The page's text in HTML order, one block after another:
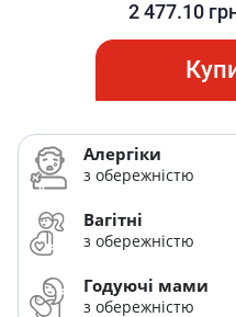
2 477.10
Алергіки
з обережністю
Вагітні
з обережністю
Годуючі мами
з обережністю